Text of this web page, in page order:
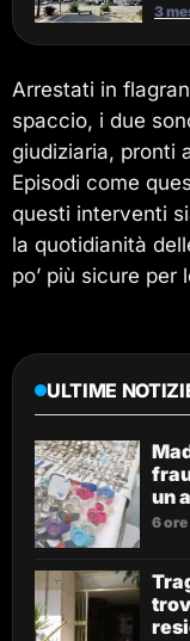
3
Arrestati in
spaccio, i due
giudiziaria, pronti
Episodi come
questi interventi
la quotidianità
po’ più sicure per
ULTIME
un
6 ore